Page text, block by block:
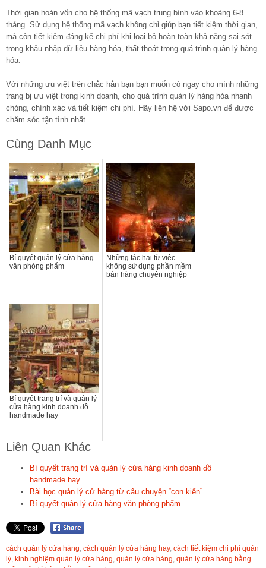
Thời gian hoàn vốn cho hệ thống mã vạch trung bình vào khoảng 6-8
tháng. Sử dụng hệ thống mã vạch không chỉ giúp bạn tiết kiệm thời gian,
mà còn tiết kiệm đáng kể chi phí khi loại bỏ hoàn toàn khả năng sai sót
trong khâu nhập dữ liệu hàng hóa, thất thoát trong quá trình quản lý hàng
hóa.
Với những ưu việt trên chắc hẳn bạn bạn muốn có ngay cho mình những
trang bị ưu việt trong kinh doanh, cho quá trình quản lý hàng hóa nhanh
chóng, chính xác và tiết kiệm chi phí. Hãy liên hệ với Sapo.vn để được
chăm sóc tận tình nhất.
Cùng Danh Mục
Bí quyết quản lý cửa hàng
văn phòng phẩm
Những tác hại từ việc
không sử dụng phần mềm
bán hàng chuyên nghiệp
Bí quyết trang trí và quản lý
cửa hàng kinh doanh đồ
handmade hay
Liên Quan Khác
Bí quyết trang trí và quản lý cửa hàng kinh doanh đồ
handmade hay
Bài học quản lý cử hàng từ câu chuyện “con kiến”
Bí quyết quản lý cửa hàng văn phòng phẩm
cách quản lý cửa hàng, cách quản lý cửa hàng hay, cách tiết kiệm chi phí quản
lý, kinh nghiệm quản lý cửa hàng, quản lý cửa hàng, quản lý cửa hàng bằng